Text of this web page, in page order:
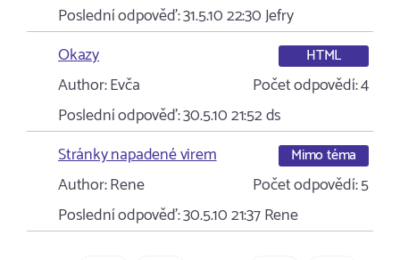
Poslední odpověď:31.5.10 22:30Jefry
Okazy
HTML
Author:Evča Počet odpovědí:4
Poslední odpověď:30.5.10 21:52ds
Stránky napadené virem
Mimo téma
Author:Rene Počet odpovědí:5
Poslední odpověď:30.5.10 21:37Rene